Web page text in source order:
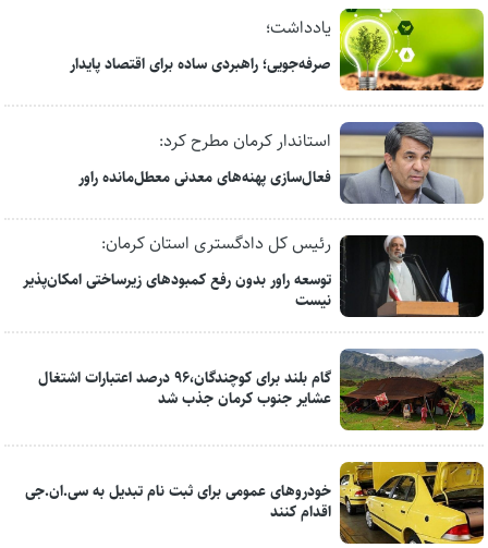
یادداشت؛
صرفه‌جویی؛ راهبردی ساده برای اقتصاد پایدار
استاندار کرمان مطرح کرد:
فعال‌سازی پهنه‌های معدنی معطل‌مانده راور
رئیس کل دادگستری استان کرمان:
توسعه راور بدون رفع کمبودهای زیرساختی امکان‌پذیر
نیست
گام بلند برای کوچندگان،۹۶ درصد اعتبارات اشتغال
عشایر جنوب کرمان جذب شد
خودروهای عمومی برای ثبت نام تبدیل به سی.ان.جی
اقدام کنند